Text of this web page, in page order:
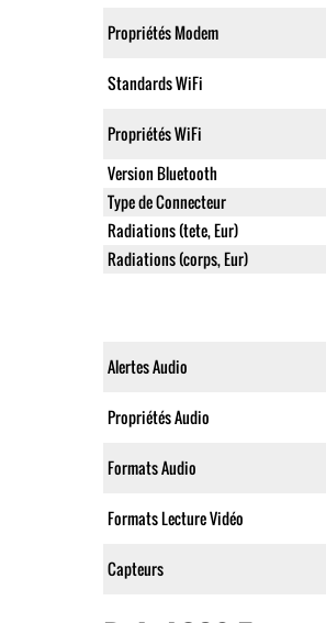
Propriétés Modem
Standards WiFi
Propriétés WiFi
Version Bluetooth
Type de Connecteur
Radiations (tete, Eur)
Radiations (corps, Eur)
Alertes Audio
Propriétés Audio
Formats Audio
Formats Lecture Vidéo
Capteurs